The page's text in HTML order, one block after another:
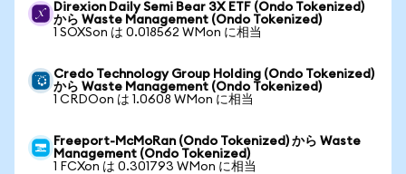
Direxion Daily Semi Bear 3X ETF (Ondo Tokenized)
から Waste Management (Ondo Tokenized)
1 SOXSon は 0.018562 WMon に相当
Credo Technology Group Holding (Ondo Tokenized)
から Waste Management (Ondo Tokenized)
1 CRDOon は 1.0608 WMon に相当
Freeport-McMoRan (Ondo Tokenized) から Waste
Management (Ondo Tokenized)
1 FCXon は 0.301793 WMon に相当